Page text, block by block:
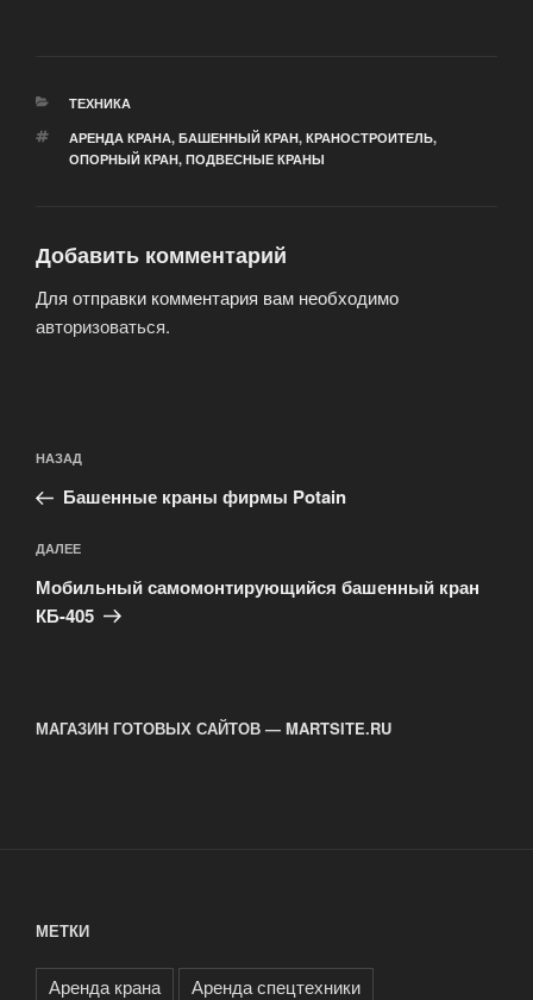
РУБРИКИ
ТЕХНИКА
МЕТКИ
АРЕНДА КРАНА, БАШЕННЫЙ КРАН, КРАНОСТРОИТЕЛЬ,
ОПОРНЫЙ КРАН, ПОДВЕСНЫЕ КРАНЫ
Добавить комментарий
Для отправки комментария вам необходимо
авторизоваться.
по
записям
Предыдущая
запись:
НАЗАД
Башенные краны фирмы Potain
Следующая
запись
ДАЛЕЕ
Мобильный самомонтирующийся башенный кран
КБ-405
МАГАЗИН ГОТОВЫХ САЙТОВ — MARTSITE.RU
МЕТКИ
Аренда крана
Аренда спецтехники